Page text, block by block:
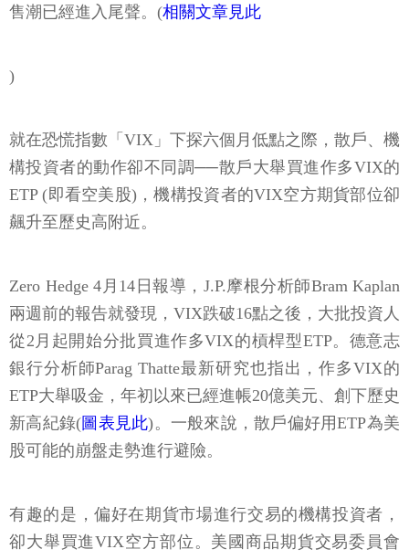
售潮已經進入尾聲。(相關文章見此
)
就在恐慌指數「VIX」下探六個月低點之際，散戶、機
構投資者的動作卻不同調──散戶大舉買進作多VIX的
ETP (即看空美股)，機構投資者的VIX空方期貨部位卻
飆升至歷史高附近。
Zero Hedge 4月14日報導，J.P.摩根分析師Bram Kaplan
兩週前的報告就發現，VIX跌破16點之後，大批投資人
從2月起開始分批買進作多VIX的槓桿型ETP。德意志
銀行分析師Parag Thatte最新研究也指出，作多VIX的
ETP大舉吸金，年初以來已經進帳20億美元、創下歷史
新高紀錄(圖表見此)。一般來說，散戶偏好用ETP為美
股可能的崩盤走勢進行避險。
有趣的是，偏好在期貨市場進行交易的機構投資者，
卻大舉買進VIX空方部位。美國商品期貨交易委員會